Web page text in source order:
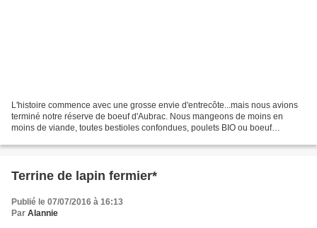
L'histoire commence avec une grosse envie d'entrecôte...mais nous avions
terminé notre réserve de boeuf d'Aubrac. Nous mangeons de moins en
moins de viande, toutes bestioles confondues, poulets BIO ou boeuf
Terrine de lapin fermier*
Publié le 07/07/2016 à 16:13
Par Alannie